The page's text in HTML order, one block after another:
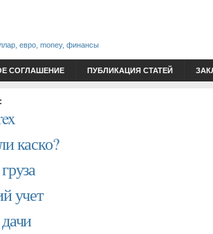
евро, money, финансы
СОГЛАШЕНИЕ ПУБЛИКАЦИЯ СТАТЕЙ
каско?
учет